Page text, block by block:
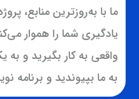
ما با به‌روزترین منابع،
یادگیری شما را هموار
واقعی به کار بگیرید و به
به ما بپیوندید و برنامه